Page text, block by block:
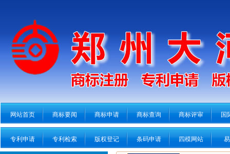
网站首页 商标要闻 商标申请 商标查询 商标评审 国
专利申请 专利检索 版权登记 条码申请 四模网站